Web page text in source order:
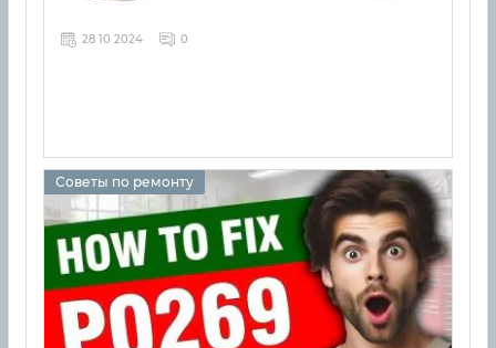
28 10 2024 0
Советы по ремонту